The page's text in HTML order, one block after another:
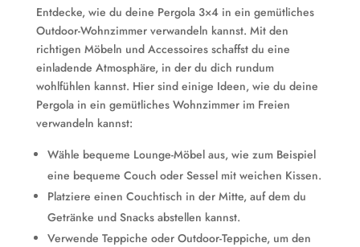
Entdecke, wie du deine Pergola 3×4 in ein gemütliches
Outdoor-Wohnzimmer verwandeln kannst. Mit den
richtigen Möbeln und Accessoires schaffst du eine
einladende Atmosphäre, in der du dich rundum
wohlfühlen kannst. Hier sind einige Ideen, wie du deine
Pergola in ein gemütliches Wohnzimmer im Freien
verwandeln kannst:
Wähle bequeme Lounge-Möbel aus, wie zum Beispiel
eine bequeme Couch oder Sessel mit weichen Kissen.
Platziere einen Couchtisch in der Mitte, auf dem du
Getränke und Snacks abstellen kannst.
Verwende Teppiche oder Outdoor-Teppiche, um den